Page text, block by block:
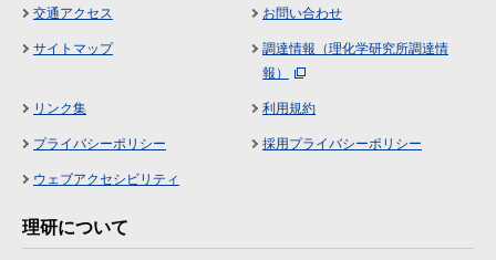
交通アクセス お問い合わせ
サイトマップ
調達情報（理化学研究所調達情
報）
リンク集 利用規約
プライバシーポリシー 採用プライバシーポリシー
ウェブアクセシビリティ
理研について